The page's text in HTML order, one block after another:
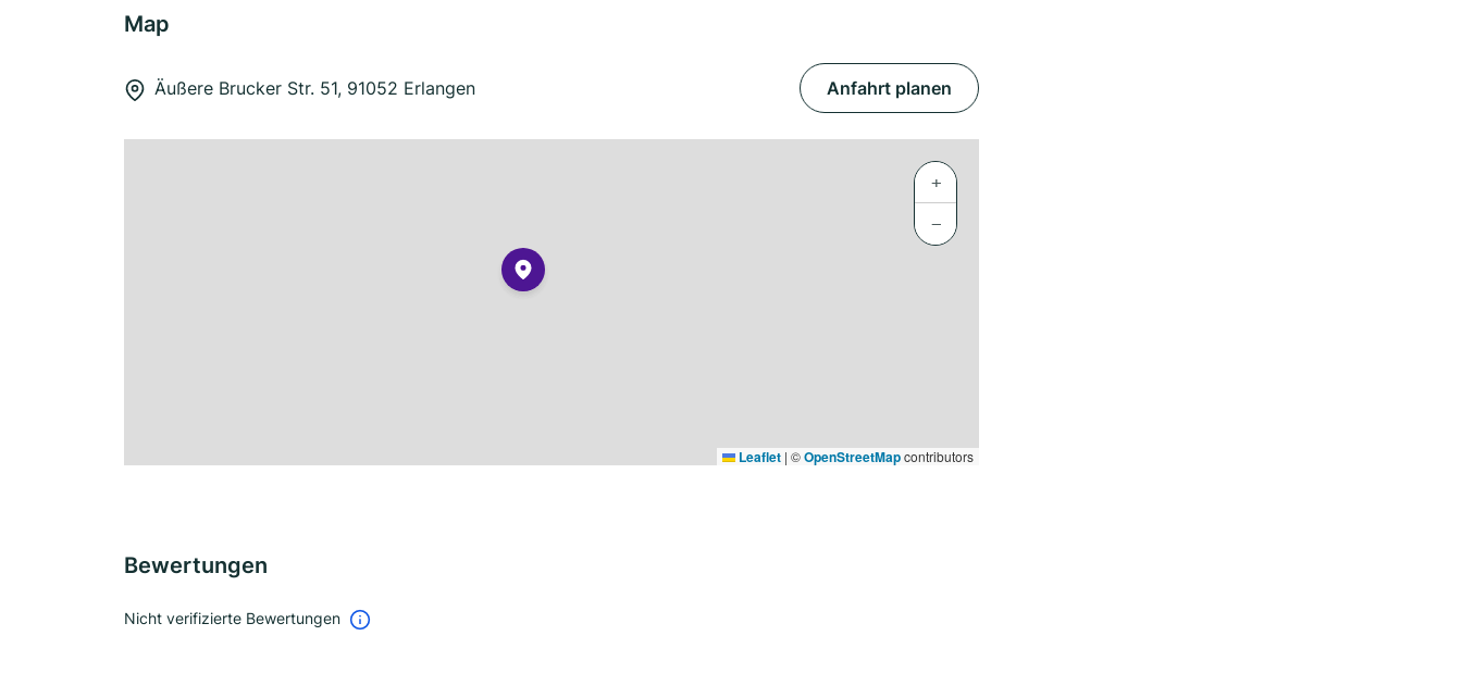
Map
Äußere Brucker Str. 51, 91052 Erlangen Anfahrt planen
+
−
Leaflet | ©OpenStreetMapcontributors
Bewertungen
Nicht verifizierte Bewertungen